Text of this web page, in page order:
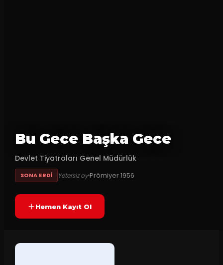
Bu Gece Başka Gece
Devlet Tiyatroları Genel Müdürlük
SONA ERDI Yetersiz oyPrömiyer1956
Hemen Kayıt Ol